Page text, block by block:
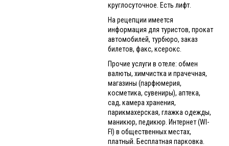
круглосуточное. Есть лифт.
На рецепции имеется
информация для туристов, прокат
автомобилей, турбюро, заказ
билетов, факс, ксерокс.
Прочие услуги в отеле: обмен
валюты, химчистка и прачечная,
магазины (парфюмерия,
косметика, сувениры), аптека,
сад, камера хранения,
парикмахерская, глажка одежды,
маникюр, педикюр. Интернет (WI-
FI) в общественных местах,
платный. Бесплатная парковка.